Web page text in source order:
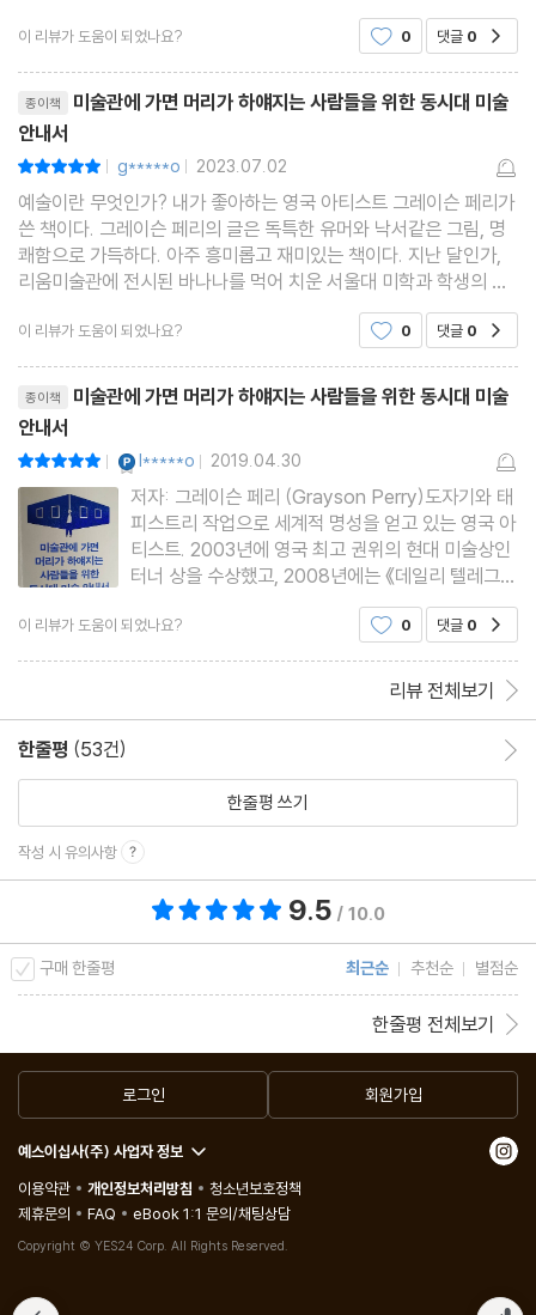
이 리뷰가 도움이 되었나요? 0 댓글 0
종이책
미술관에 가면 머리가 하얘지는 사람들을 위한 동시대 미술
안내서
| g*****o | 2023.07.02
예술이란 무엇인가? 내가 좋아하는 영국 아티스트 그레이슨 페리가
쓴 책이다. 그레이슨 페리의 글은 독특한 유머와 낙서같은 그림, 명
쾌함으로 가득하다. 아주 흥미롭고 재미있는 책이다. 지난 달인가,
리움미술관에 전시된 바나나를 먹어 치운 서울대 미학과 학생의 기
사가 생각났다. 미학과 학생이라는데 몰랐을 리 없다. 책을 읽어 보
니 전시물 먹어치우는 것은 역사가 깊다. ㅎㅎㅎ
이 리뷰가 도움이 되었나요? 0 댓글 0
종이책
미술관에 가면 머리가 하얘지는 사람들을 위한 동시대 미술
안내서
| l*****o | 2019.04.30
저자: 그레이슨 페리 (Grayson Perry)도자기와 태
피스트리 작업으로 세계적 명성을 얻고 있는 영국 아
티스트. 2003년에 영국 최고 권위의 현대 미술상인
터너 상을 수상했고, 2008년에는 《데일리 텔레그래
프》에서 선정한 ‘영국 문화에 가장 강력한 영향력을
끼치는 100인’ 가운데 32위를 차지했다. 2013년에
이 리뷰가 도움이 되었나요? 0 댓글 0
리뷰 전체보기
한줄평 (53건)
한줄평 쓰기
작성 시 유의사항
9.5 / 10.0
구매 한줄평 최근순 추천순 별점순
한줄평 전체보기
로그인 회원가입
예스이십사(주) 사업자 정보
이용약관
개인정보처리방침
청소년보호정책
제휴문의
FAQ eBook 1:1 문의/채팅상담
Copyright © YES24 Corp. All Rights Reserved.